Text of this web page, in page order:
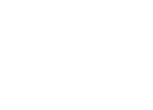
додека ја користите
увид во целиот ваш
Trackman стрелиштето